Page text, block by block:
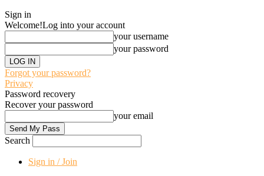
Sign in
Welcome!Log into your account
your username
your password
Forgot your password?
Privacy
Password recovery
Recover your password
your email
Search
Sign in / Join